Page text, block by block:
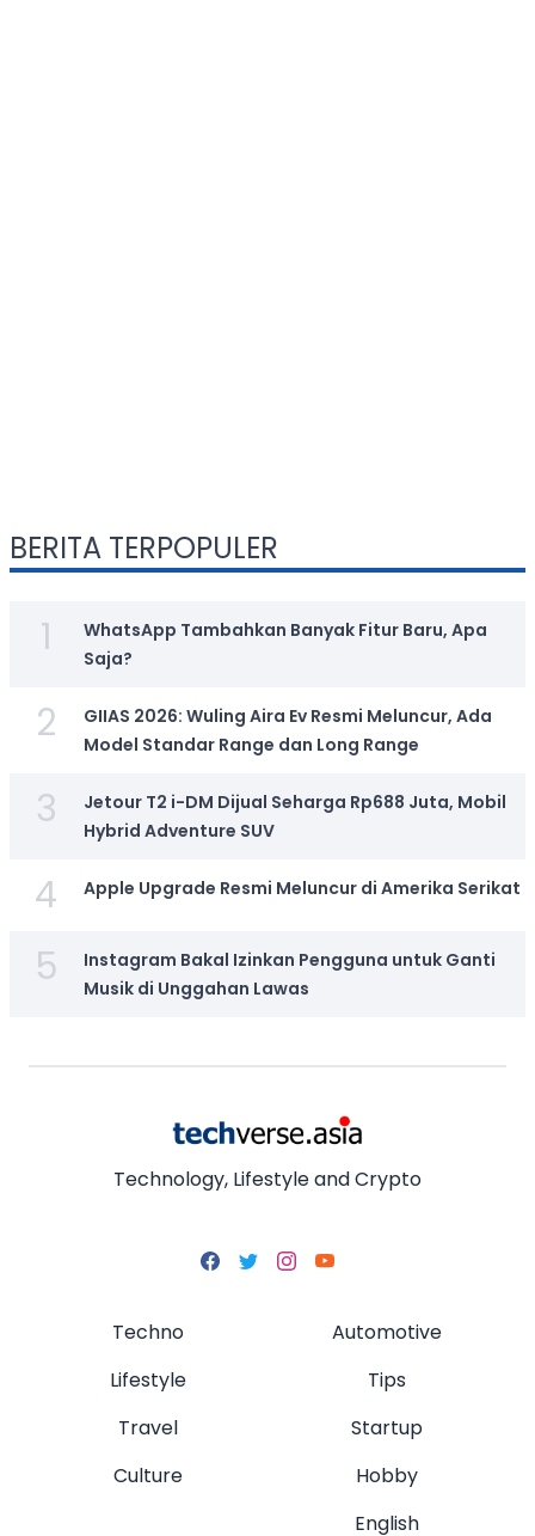
BERITA TERPOPULER
1
WhatsApp Tambahkan Banyak Fitur Baru, Apa
Saja?
2
GIIAS 2026: Wuling Aira Ev Resmi Meluncur, Ada
Model Standar Range dan Long Range
3
Jetour T2 i-DM Dijual Seharga Rp688 Juta, Mobil
Hybrid Adventure SUV
4 Apple Upgrade Resmi Meluncur di Amerika Serikat
5
Instagram Bakal Izinkan Pengguna untuk Ganti
Musik di Unggahan Lawas
Technology, Lifestyle and Crypto
Techno
Lifestyle
Travel
Culture
Automotive
Tips
Startup
Hobby
English